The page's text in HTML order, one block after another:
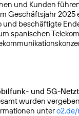
und Kunden
Geschäftsjahr
und beschäftigte
spanischen
und 5G-
wurden
unter